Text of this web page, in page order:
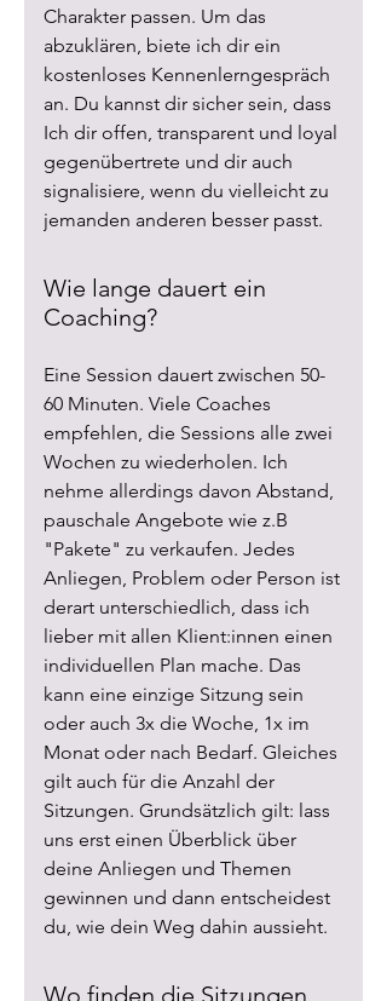
Charakter passen. Um das
abzuklären, biete ich dir ein
kostenloses Kennenlerngespräch
an. Du kannst dir sicher sein, dass
Ich dir offen, transparent und loyal
gegenübertrete und dir auch
signalisiere, wenn du vielleicht zu
jemanden anderen besser passt.
Wie lange dauert ein
Coaching?
Eine Session dauert zwischen 50-
60 Minuten. Viele Coaches
empfehlen, die Sessions alle zwei
Wochen zu wiederholen. Ich
nehme allerdings davon Abstand,
pauschale Angebote wie z.B
"Pakete" zu verkaufen. Jedes
Anliegen, Problem oder Person ist
derart unterschiedlich, dass ich
lieber mit allen Klient:innen einen
individuellen Plan mache. Das
kann eine einzige Sitzung sein
oder auch 3x die Woche, 1x im
Monat oder nach Bedarf. Gleiches
gilt auch für die Anzahl der
Sitzungen. Grundsätzlich gilt: lass
uns erst einen Überblick über
deine Anliegen und Themen
gewinnen und dann entscheidest
du, wie dein Weg dahin aussieht.
Wo finden die Sitzungen